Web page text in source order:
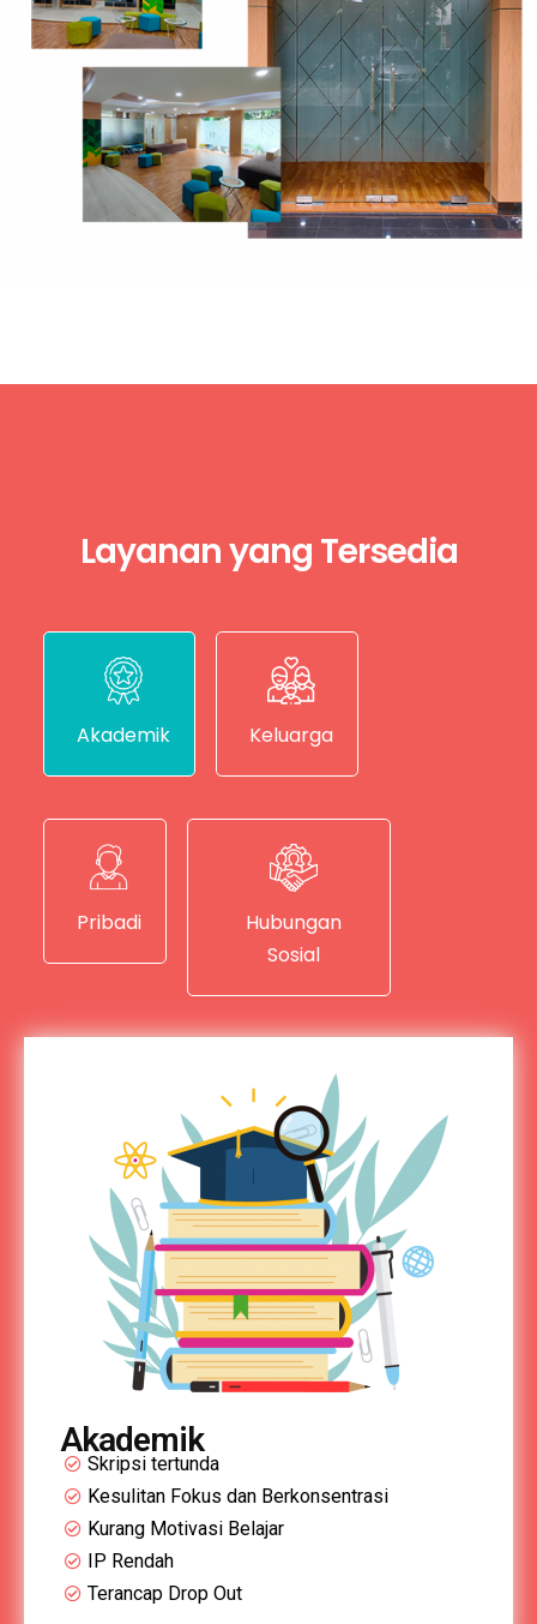
Layanan yang Tersedia
Akademik Keluarga
Pribadi
Hubungan
Sosial
Akademik
Skripsi tertunda
Kesulitan Fokus dan Berkonsentrasi
Kurang Motivasi Belajar
IP Rendah
Terancap Drop Out